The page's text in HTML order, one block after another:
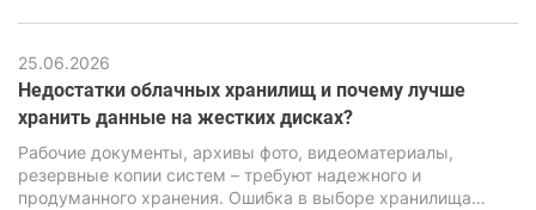
25.06.2026
Недостатки облачных хранилищ и почему лучше
хранить данные на жестких дисках?
Рабочие документы, архивы фото, видеоматериалы,
резервные копии систем – требуют надежного и
продуманного хранения. Ошибка в выборе хранилища